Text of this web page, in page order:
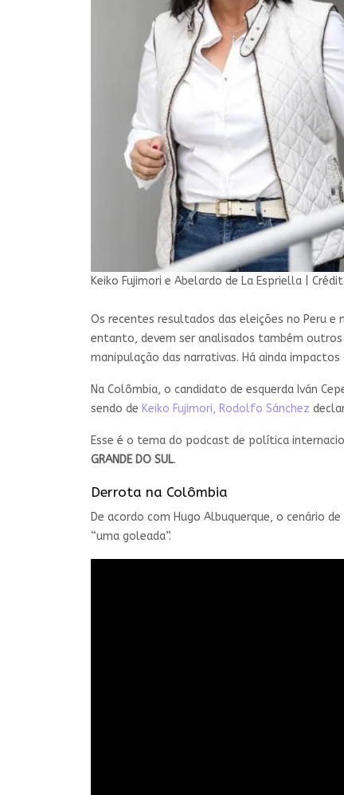
Keiko Fujimori e Abelardo de La Espriella
Os recentes resultados das eleições no Peru e
entanto, devem ser analisados também
manipulação das narrativas. Há ainda
Na Colômbia, o candidato de esquerda Iván
sendo de Keiko Fujimori, Rodolfo Sánchez
Esse é o tema do podcast de política
GRANDE DO SUL.
Derrota na Colômbia
De acordo com Hugo Albuquerque, o cenário
“uma goleada”.